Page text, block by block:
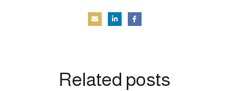
Related posts